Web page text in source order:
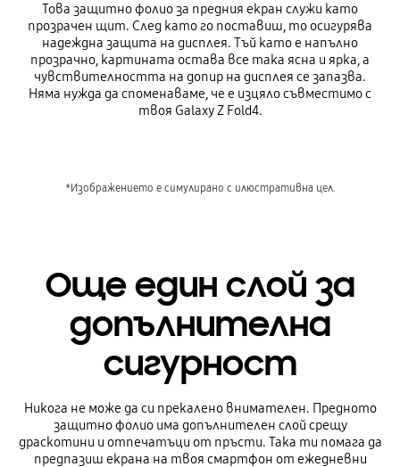
Това защитно фолио за предния екран служи като
прозрачен щит. След като го поставиш, то осигурява
надеждна защита на дисплея. Тъй като е напълно
прозрачно, картината остава все така ясна и ярка, а
чувствителността на допир на дисплея се запазва.
Няма нужда да споменаваме, че е изцяло съвместимо с
твоя Galaxy Z Fold4.
*Изображението е симулирано с илюстративна цел.
Още един слой за
допълнителна
сигурност
Никога не може да си прекалено внимателен. Предното
защитно фолио има допълнителен слой срещу
драскотини и отпечатъци от пръсти. Така ти помага да
предпазиш екрана на твоя смартфон от ежедневни